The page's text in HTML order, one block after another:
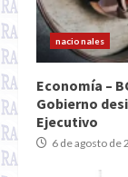
nacionales
Economía –
Gobierno
Ejecutivo
6 de agosto de